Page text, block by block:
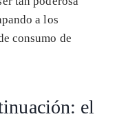
a los
consumo de
el